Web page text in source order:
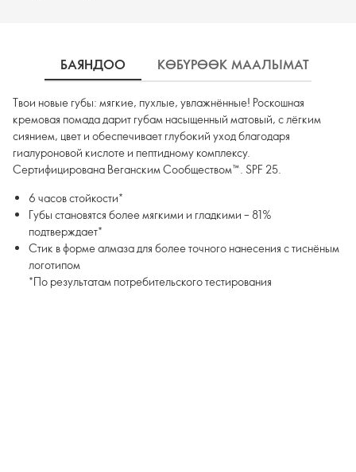
БАЯНДОО КӨБҮРӨӨК МААЛЫМАТ
Твои новые губы: мягкие, пухлые, увлажнённые! Роскошная
кремовая помада дарит губам насыщенный матовый, с лёгким
сиянием, цвет и обеспечивает глубокий уход благодаря
гиалуроновой кислоте и пептидному комплексу.
Сертифицирована Веганским Сообществом™. SPF 25.
6 часов стойкости*
Губы становятся более мягкими и гладкими – 81%
подтверждает*
Стик в форме алмаза для более точного нанесения с тиснёным
логотипом
*По результатам потребительского тестирования